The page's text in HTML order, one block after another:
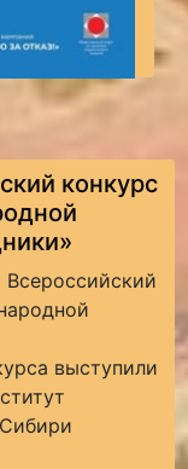
конкурс
Всероссийский
выступили